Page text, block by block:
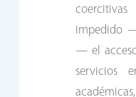
impedido
— el
servicios